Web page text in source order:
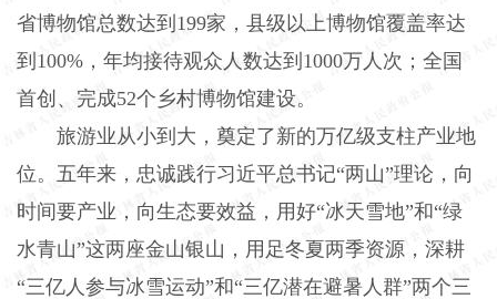
省博物馆总数达到199家，县级以上博物馆覆盖率达
到100%，年均接待观众人数达到1000万人次；全国
首创、完成52个乡村博物馆建设。
旅游业从小到大，奠定了新的万亿级支柱产业地
位。五年来，忠诚践行习近平总书记“两山”理论，向
时间要产业，向生态要效益，用好“冰天雪地”和“绿
水青山”这两座金山银山，用足冬夏两季资源，深耕
“三亿人参与冰雪运动”和“三亿潜在避暑人群”两个三